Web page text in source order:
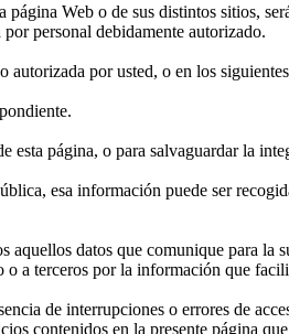
Web o de sus distintos sitios,
personal debidamente autorizado.
por usted, o en los siguientes
página, o para salvaguardar la
esa información puede ser
datos que comunique para la
o a terceros por la información que
de interrupciones o errores de
contenidos en la presente página